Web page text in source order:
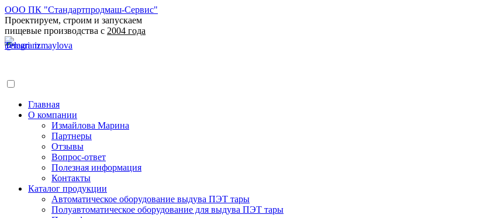
ООО ПК "Стандартпродмаш-Сервис"
Проектируем, строим и запускаем
пищевые производства с 2004 года
Главная
О компании
Измайлова Марина
Партнеры
Отзывы
Вопрос-ответ
Полезная информация
Контакты
Каталог продукции
Автоматическое оборудование выдува ПЭТ тары
Полуавтоматическое оборудование для выдува ПЭТ тары